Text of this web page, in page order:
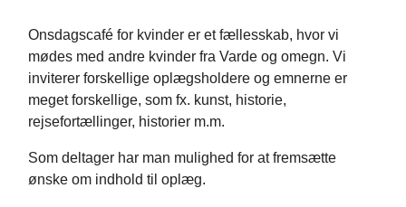
Onsdagscafé for kvinder er et fællesskab, hvor vi
mødes med andre kvinder fra Varde og omegn. Vi
inviterer forskellige oplægsholdere og emnerne er
meget forskellige, som fx. kunst, historie,
rejsefortællinger, historier m.m.
Som deltager har man mulighed for at fremsætte
ønske om indhold til oplæg.